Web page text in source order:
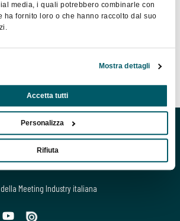
media, i quali potrebbero combinarle con
ha fornito loro o che hanno raccolto dal suo
Mostra dettagli
Accetta tutti
Personalizza
Rifiuta
consulenze: servizi di fornitura di
arredi, personale di assistenza,
del trasporto pubblico e privato.
Meeting Industry italiana